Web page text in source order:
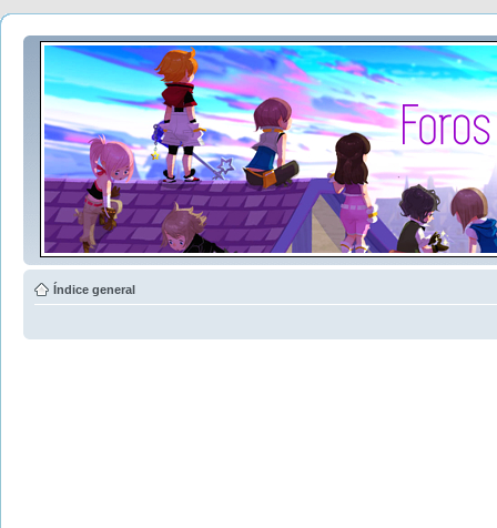
Índice general